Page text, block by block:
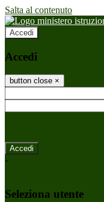
Salta al contenuto
Accedi
Accedi
button close ×
-
Seleziona utente